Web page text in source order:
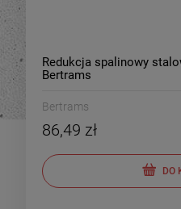
Redukcja spalinowy
Bertrams
Bertrams
86,49 zł
DO